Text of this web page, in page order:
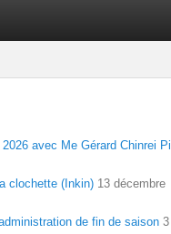
avec Me Gérard Chinrei
clochette (Inkin) 13 décembre
de fin de saison 3